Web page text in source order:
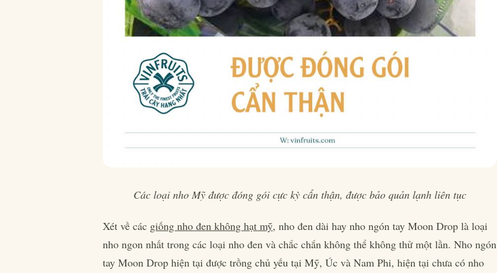
Các loại nho Mỹ được đóng gói cực kỳ cẩn thận, được bảo quản lạnh liên tục
Xét về các giống nho đen không hạt mỹ, nho đen dài hay nho ngón tay Moon Drop là loại
nho ngon nhất trong các loại nho đen và chắc chắn không thể không thử một lần. Nho ngón
tay Moon Drop hiện tại được trồng chủ yếu tại Mỹ, Úc và Nam Phi, hiện tại chưa có nho